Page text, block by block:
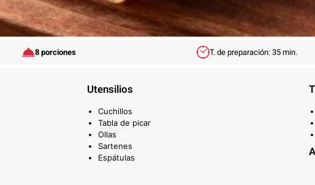
8 porciones T. de preparación: 35 min.
Utensilios
Cuchillos
Tabla de picar
Ollas
Sartenes
Espátulas